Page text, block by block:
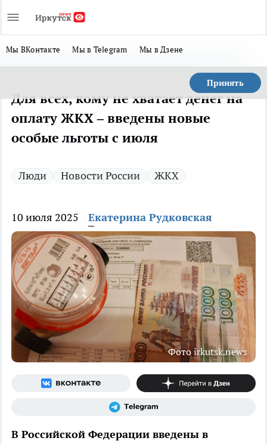
Мы ВКонтакте Мы в Telegram Мы в Дзене
Принять
Для всех, кому не хватает денег на
оплату ЖКХ – введены новые
особые льготы с июля
Люди Новости России ЖКХ
10 июля 2025 Екатерина Рудковская
Фото irkutsk.news
В Российской Федерации введены в